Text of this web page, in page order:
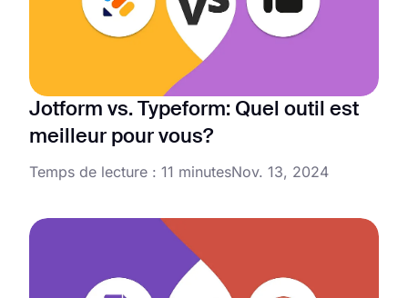
Jotform vs. Typeform: Quel outil est
meilleur pour vous?
Temps de lecture : 11 minutesNov. 13, 2024